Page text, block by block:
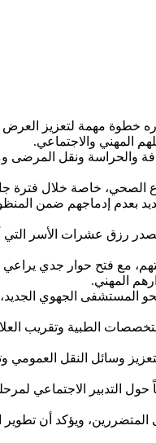
خطوة مهمة لتعزيز
المهني والاجتماعي.
والحراسة ونقل المرضى
بعدم إدماجهم ضمن
رزق عشرات الأسر
مع فتح حوار جدي يراعي
المهني.
الجهوي الجديد،
الطبية وتقريب
وسائل النقل العمومي
التدبير الاجتماعي
ويؤكد أن تطوير